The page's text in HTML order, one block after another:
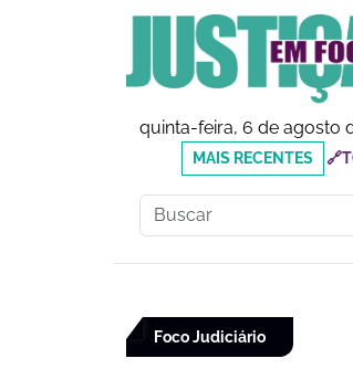
quinta-feira, 6 de agosto
MAIS
RECENTES
Foco Judiciário